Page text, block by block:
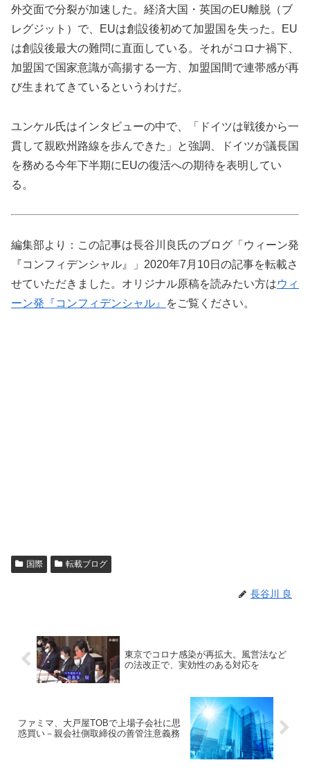
外交面で分裂が加速した。経済大国・英国のEU離脱（ブ
レグジット）で、EUは創設後初めて加盟国を失った。EU
は創設後最大の難問に直面している。それがコロナ禍下、
加盟国で国家意識が高揚する一方、加盟国間で連帯感が再
び生まれてきているというわけだ。
ユンケル氏はインタビューの中で、「ドイツは戦後から一
貫して親欧州路線を歩んできた」と強調、ドイツが議長国
を務める今年下半期にEUの復活への期待を表明してい
る。
編集部より：この記事は長谷川良氏のブログ「ウィーン発
『コンフィデンシャル』」2020年7月10日の記事を転載さ
せていただきました。オリジナル原稿を読みたい方はウィ
ーン発『コンフィデンシャル』
をご覧ください。
国際 転載ブログ
長谷川 良
東京でコロナ感染が再拡大。風営法など
の法改正で、実効性のある対応を
ファミマ、大戸屋TOBで上場子会社に思
惑買い－親会社側取締役の善管注意義務